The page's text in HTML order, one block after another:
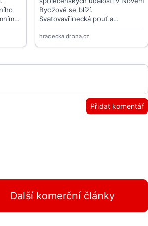
Přidat komentář
Další komerční články